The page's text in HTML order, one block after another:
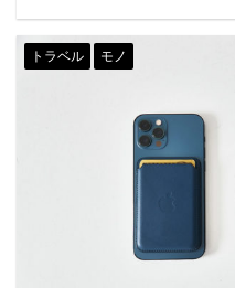
トラベル モノ